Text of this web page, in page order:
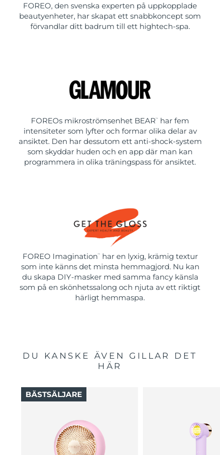
FOREO, den svenska experten på uppkopplade
beautyenheter, har skapat ett snabbkoncept som
förvandlar ditt badrum till ett hightech-spa.
FOREOs mikroströmsenhet BEAR ™
har fem
intensiteter som lyfter och formar olika delar av
ansiktet. Den har dessutom ett anti-shock-system
som skyddar huden och en app där man kan
programmera in olika träningspass för ansiktet.
FOREO Imagination ™
har en lyxig, krämig textur
som inte känns det minsta hemmagjord. Nu kan
du skapa DIY-masker med samma fancy känsla
som på en skönhetssalong och njuta av ett riktigt
härligt hemmaspa.
DU KANSKE ÄVEN GILLAR DET
HÄR
BÄSTSÄLJARE